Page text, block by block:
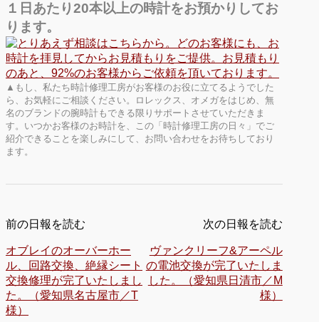
１日あたり20本以上の時計をお預かりしてお
ります。
▲もし、私たち時計修理工房がお客様のお役に立てるようでした
ら、お気軽にご相談ください。ロレックス、オメガをはじめ、無
名のブランドの腕時計もできる限りサポートさせていただきま
す。いつかお客様のお時計を、この「時計修理工房の日々」でご
紹介できることを楽しみにして、お問い合わせをお待ちしており
ます。
前の日報を読む
オブレイのオーバーホー
ル、回路交換、絶縁シート
交換修理が完了いたしまし
た。（愛知県名古屋市／T
様）
次の日報を読む
ヴァンクリーフ&アーペル
の電池交換が完了いたしま
した。（愛知県日清市／M
様）